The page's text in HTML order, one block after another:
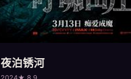
夜泊锈河